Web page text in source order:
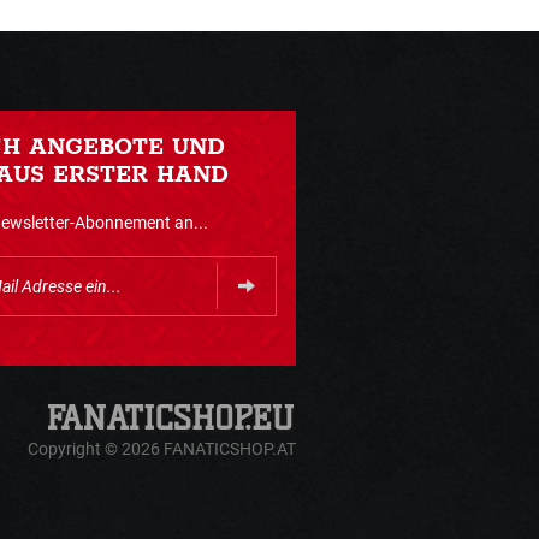
ANGEBOTE UND
ERSTER HAND
Abonnement an...
Copyright © 2026 FANATICSHOP.AT